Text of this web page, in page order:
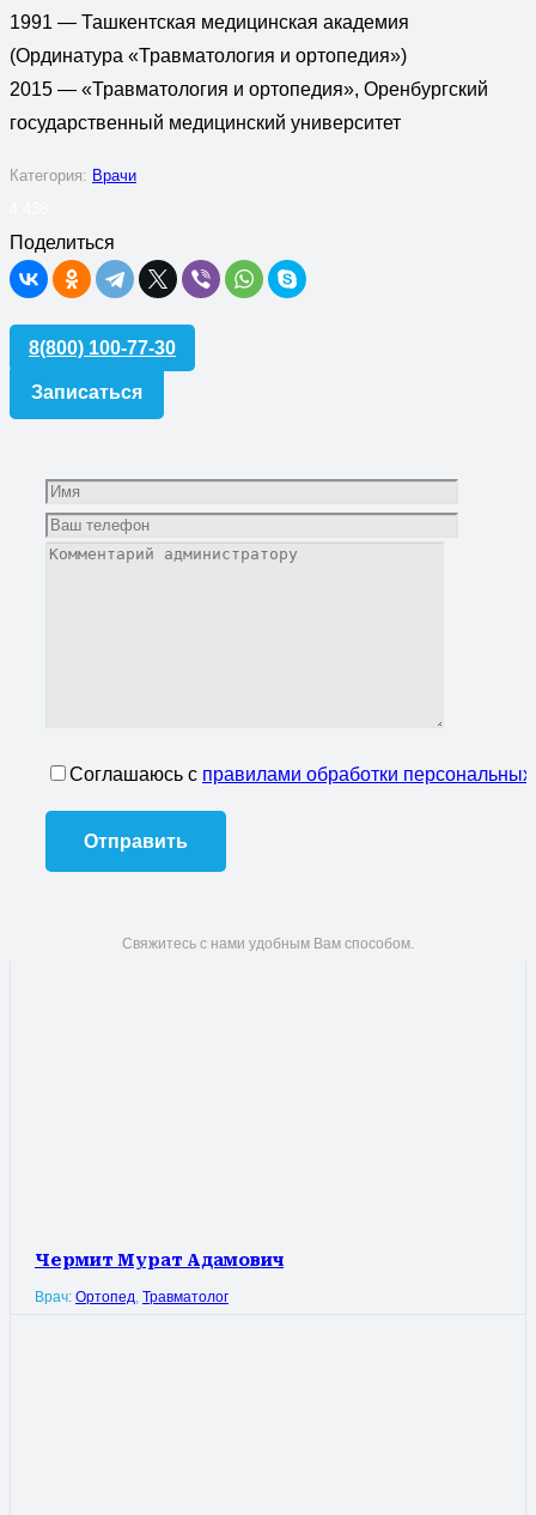
1991 — Ташкентская медицинская академия
(Ординатура «Травматология и ортопедия»)
2015 — «Травматология и ортопедия», Оренбургский
государственный медицинский университет
Категория: Врачи
Поделиться
8(800) 100-77-30
Записаться
Соглашаюсь с правилами обработки
Свяжитесь с нами удобным Вам способом.
Чермит Мурат Адамович
Врач: Ортопед Травматолог